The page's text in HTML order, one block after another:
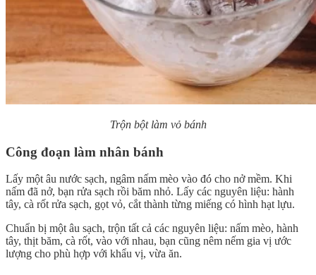
Trộn bột làm vỏ bánh
Công đoạn làm nhân bánh
Lấy một âu nước sạch, ngâm nấm mèo vào đó cho nở mềm. Khi
nấm đã nở, bạn rửa sạch rồi băm nhỏ. Lấy các nguyên liệu: hành
tây, cà rốt rửa sạch, gọt vỏ, cắt thành từng miếng có hình hạt lựu.
Chuẩn bị một âu sạch, trộn tất cả các nguyên liệu: nấm mèo, hành
tây, thịt băm, cà rốt, vào với nhau, bạn cũng nêm nếm gia vị ước
lượng cho phù hợp với khẩu vị, vừa ăn.